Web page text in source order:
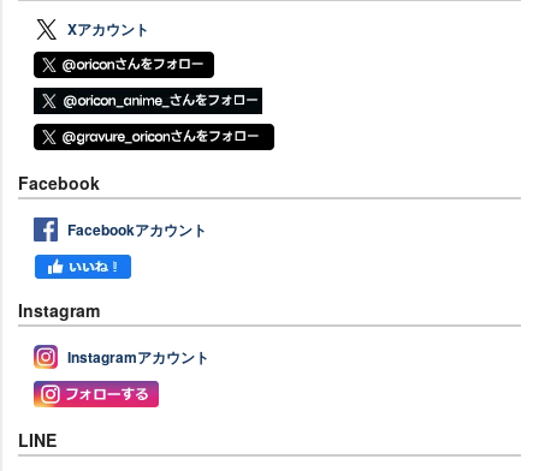
Xアカウント
Facebook
Facebookアカウント
Instagram
Instagramアカウント
LINE